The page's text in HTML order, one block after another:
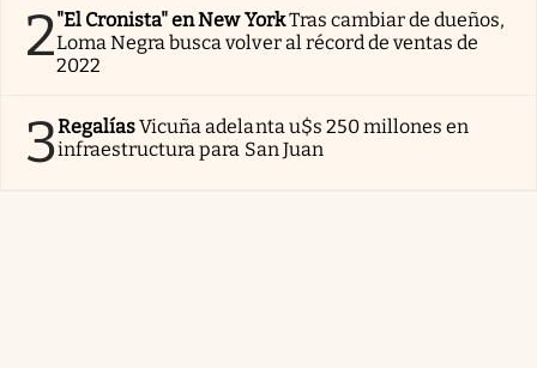
2"El Cronista" en New YorkTras cambiar de dueños,
Loma Negra busca volver al récord de ventas de
2022
3RegalíasVicuña adelanta u$s 250 millones en
infraestructura para San Juan